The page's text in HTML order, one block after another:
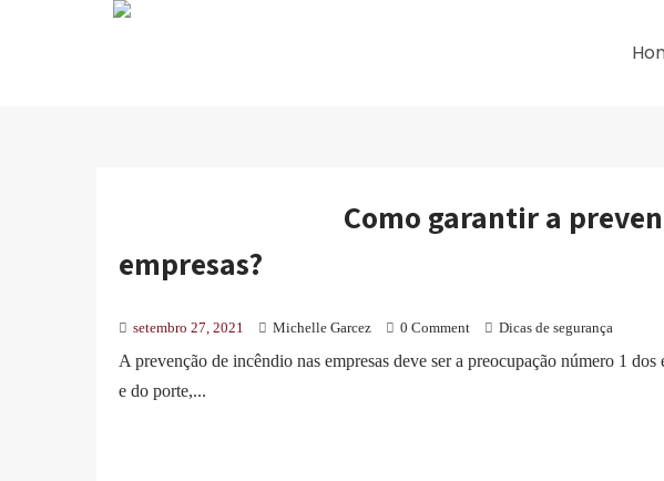
Como garantir a
empresas?
setembro 27, 2021 Michelle Garcez 0 Comment Dicas de segurança
A prevenção de incêndio nas empresas deve ser a preocupação número 1
e do porte,...